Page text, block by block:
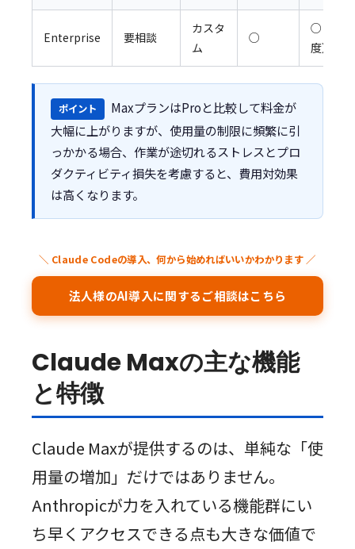
Enterprise 要相談
カスタ
ム
○
○（高
度）
ポイント
MaxプランはProと比較して料金が
大幅に上がりますが、使用量の制限に頻繁に引
っかかる場合、作業が途切れるストレスとプロ
ダクティビティ損失を考慮すると、費用対効果
は高くなります。
＼ Claude Codeの導入、何から始めればいいかわかります ／
法人様のAI導入に関するご相談はこちら
Claude Maxの主な機能
と特徴
Claude Maxが提供するのは、単純な「使
用量の増加」だけではありません。
Anthropicが力を入れている機能群にい
ち早くアクセスできる点も大きな価値で